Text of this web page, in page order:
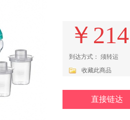
￥
到达方式： 须转运
收藏此商品
直接链达